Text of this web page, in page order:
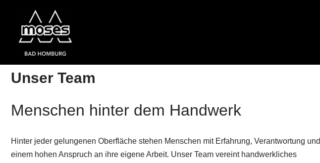
Zum
Inhalt
springen
Unser Team
Menschen hinter dem Handwerk
Hinter jeder gelungenen Oberfläche stehen Menschen mit Erfahrung, Verantwortung und
einem hohen Anspruch an ihre eigene Arbeit. Unser Team vereint handwerkliches